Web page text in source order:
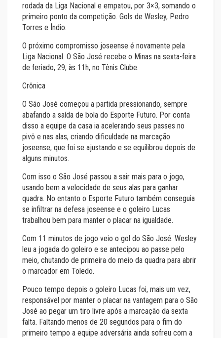
rodada da Liga Nacional e empatou, por 3×3, somando o
primeiro ponto da competição. Gols de Wesley, Pedro
Torres e Índio.
O próximo compromisso joseense é novamente pela
Liga Nacional. O São José recebe o Minas na sexta-feira
de feriado, 29, às 11h, no Tênis Clube.
Crônica
O São José começou a partida pressionando, sempre
abafando a saída de bola do Esporte Futuro. Por conta
disso a equipe da casa ia acelerando seus passes no
pivô e nas alas, criando dificuldade na marcação
joseense, que foi se ajustando e se equilibrou depois de
alguns minutos.
Com isso o São José passou a sair mais para o jogo,
usando bem a velocidade de seus alas para ganhar
quadra. No entanto o Esporte Futuro também conseguia
se infiltrar na defesa joseense e o goleiro Lucas
trabalhou bem para manter o placar na igualdade.
Com 11 minutos de jogo veio o gol do São José. Wesley
leu a jogada do goleiro e se antecipou ao passe pelo
meio, chutando de primeira do meio da quadra para abrir
o marcador em Toledo.
Pouco tempo depois o goleiro Lucas foi, mais um vez,
responsável por manter o placar na vantagem para o São
José ao pegar um tiro livre após a marcação da sexta
falta. Faltando menos de 20 segundos para o fim do
primeiro tempo a equipe adversária ainda sofreu com a